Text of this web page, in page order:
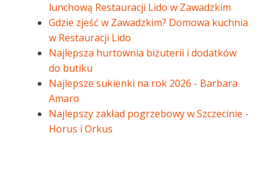
lunchową Restauracji Lido w Zawadzkim
Gdzie zjeść w Zawadzkim? Domowa kuchnia
w Restauracji Lido
Najlepsza hurtownia biżuterii i dodatków
do butiku
Najlepsze sukienki na rok 2026 - Barbara
Amaro
Najlepszy zakład pogrzebowy w Szczecinie -
Horus i Orkus